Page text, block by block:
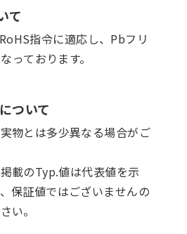
て
指令に適応し、Pbフリ
っております。
ついて
物とは多少異なる場合がご
載のTyp.値は代表値を示
保証値ではございませんの
い。